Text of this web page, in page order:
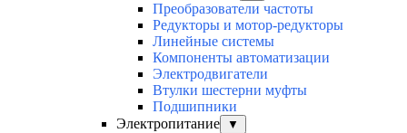
Преобразователи частоты
Редукторы и мотор-редукторы
Линейные системы
Компоненты автоматизации
Электродвигатели
Втулки шестерни муфты
Подшипники
Электропитание
▼